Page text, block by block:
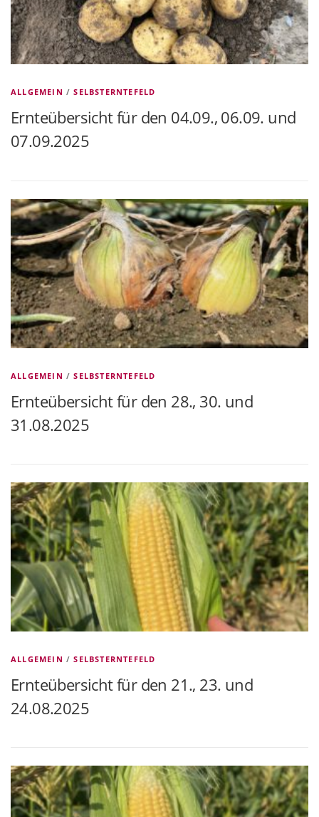
ALLGEMEIN /SELBSTERNTEFELD
Ernteübersicht für den 04.09., 06.09. und
07.09.2025
ALLGEMEIN /SELBSTERNTEFELD
Ernteübersicht für den 28., 30. und
31.08.2025
ALLGEMEIN /SELBSTERNTEFELD
Ernteübersicht für den 21., 23. und
24.08.2025